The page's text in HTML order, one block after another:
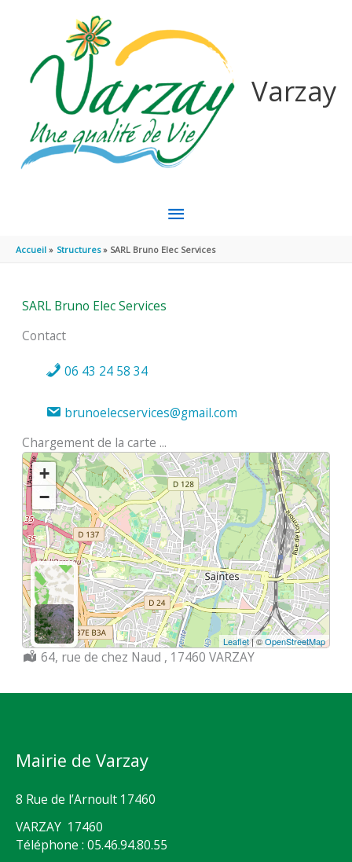
Varzay
MENU
PRINCIPAL
Accueil Structures SARL Bruno Elec Services
SARL Bruno Elec Services
Contact
06 43 24 58 34
brunoelecservices@gmail.com
Chargement de la carte ...
+
−
Leaflet| ©OpenStreetMap
Localisation :
64, rue de chez Naud , 17460 VARZAY
Mairie de Varzay
8 Rue de l’Arnoult 17460
VARZAY 17460
Téléphone : 05.46.94.80.55